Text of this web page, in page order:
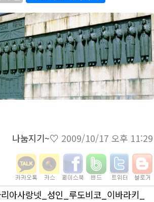
나눔지기~♡ 2009/10/17 오후 11:29
아사랑넷_성인_루도비코_이바라키_